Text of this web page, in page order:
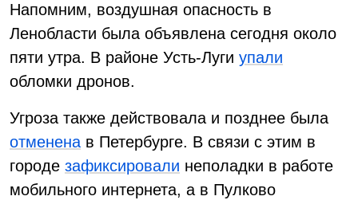
Напомним, воздушная опасность в
Ленобласти была объявлена сегодня около
пяти утра. В районе Усть-Луги упали
обломки дронов.
Угроза также действовала и позднее была
отменена в Петербурге. В связи с этим в
городе зафиксировали неполадки в работе
мобильного интернета, а в Пулково